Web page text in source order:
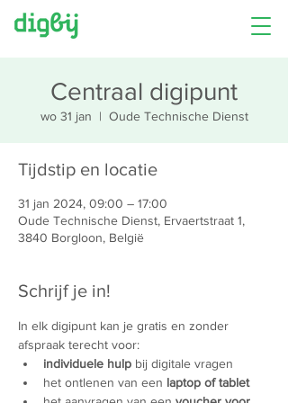
Centraal digipunt
wo 31 jan
  |
Oude Technische Dienst
Tijdstip en locatie
31 jan 2024, 09:00 – 17:00
Oude Technische Dienst, Ervaertstraat 1,
3840 Borgloon, België
Schrijf je in!
In elk digipunt kan je gratis en zonder
afspraak terecht voor:
individuele hulp bij digitale vragen
het ontlenen van een laptop of tablet